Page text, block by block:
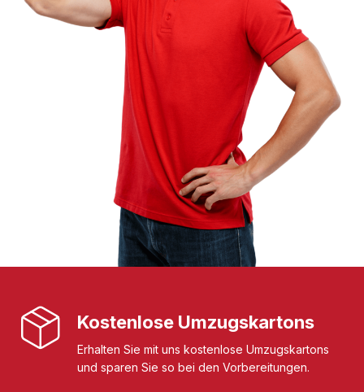
Kostenlose Umzugskartons
Erhalten Sie mit uns kostenlose Umzugskartons
und sparen Sie so bei den Vorbereitungen.